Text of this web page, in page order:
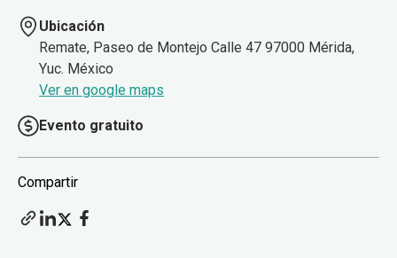
Ubicación
Remate, Paseo de Montejo Calle 47 97000 Mérida,
Yuc. México
Ver en google maps
Evento gratuito
Compartir